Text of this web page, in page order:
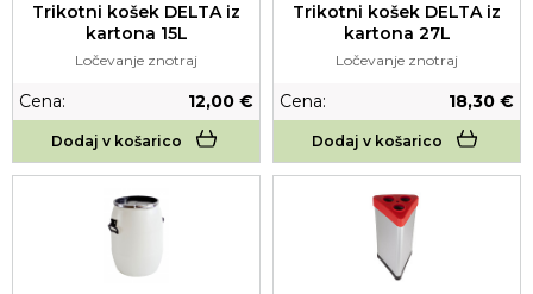
Trikotni košek DELTA iz
kartona 15L
Ločevanje znotraj
Cena: 12,00 €
Dodaj v košarico
Trikotni košek DELTA iz
kartona 27L
Ločevanje znotraj
Cena: 18,30 €
Dodaj v košarico